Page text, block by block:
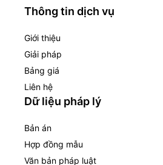
Thông tin dịch vụ
Giới thiệu
Giải pháp
Bảng giá
Liên hệ
Dữ liệu pháp lý
Bản án
Hợp đồng mẫu
Văn bản pháp luật